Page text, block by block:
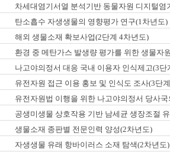
차세대염기서열 분석기반 동물자원 디지털염
탄소흡수 자생생물의 영향평가 연구(1차년도)
해외 생물소재 확보사업(2단계 4차년도)
환경 중 메탄가스 발생량 평가를 위한 생물자
나고야의정서 대응 국내 이용자 인식제고(3단
유전자원 접근 이용 홍보 및 인식도 조사(3단
유전자원법 이행을 위한 나고야의정서 당사
년)
공생미생물 상호작용 기반 남세균 생장조절
생물소재 종판별 전문인력 양성(2차년도)
자생생물 유래 항바이러스 소재 탐색(2차년도)